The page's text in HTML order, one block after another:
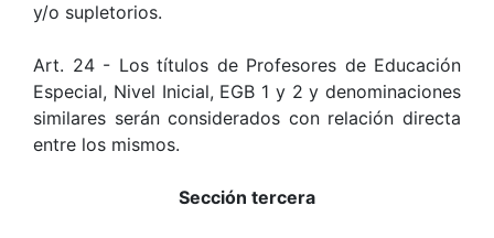
y/o supletorios.
Art. 24 - Los títulos de Profesores de Educación
Especial, Nivel Inicial, EGB 1 y 2 y denominaciones
similares serán considerados con relación directa
entre los mismos.
Sección tercera